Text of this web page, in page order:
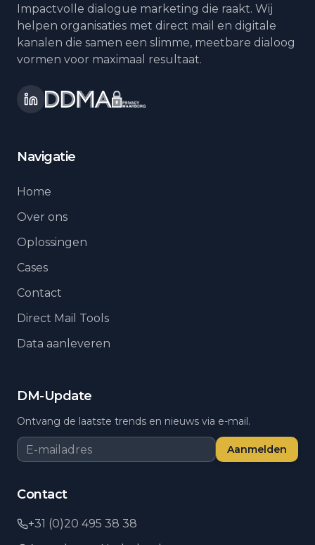
Impactvolle dialogue marketing die raakt. Wij
helpen organisaties met direct mail en digitale
kanalen die samen een slimme, meetbare dialoog
vormen voor maximaal resultaat.
Navigatie
Home
Over ons
Oplossingen
Cases
Contact
Direct Mail Tools
Data aanleveren
DM-Update
Ontvang de laatste trends en nieuws via e-mail.
Aanmelden
Contact
+31 (0)20 495 38 38